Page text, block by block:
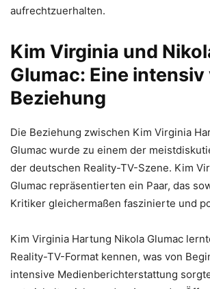
aufrechtzuerhalten.
Kim Virginia und
Glumac: Eine
Beziehung
Die Beziehung zwischen Kim Virginia
Glumac wurde zu einem der
der deutschen Reality-TV-Szene. Kim
Glumac repräsentierten ein Paar, das
Kritiker gleichermaßen faszinierte und
Kim Virginia Hartung Nikola Glumac
Reality-TV-Format kennen, was von
intensive Medienberichterstattung